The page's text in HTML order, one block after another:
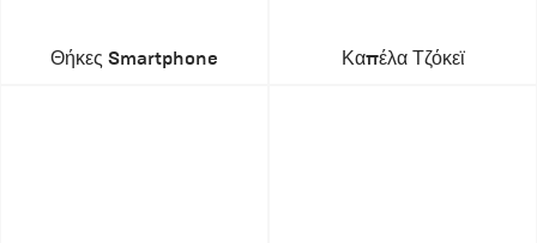
Θήκες Smartphone Καπέλα Τζόκεϊ